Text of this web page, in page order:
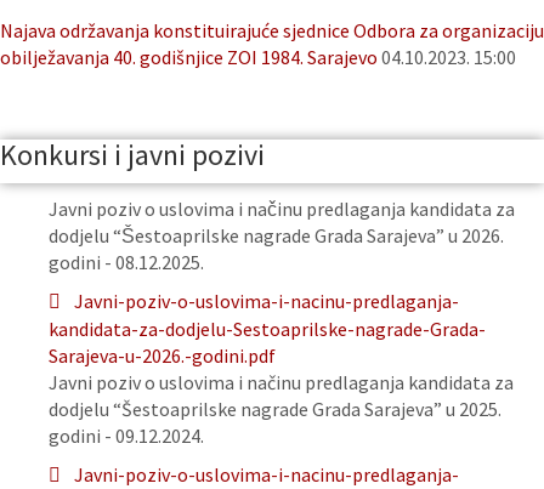
Najava održavanja konstituirajuće sjednice Odbora za organizaciju
obilježavanja 40. godišnjice ZOI 1984. Sarajevo 04.10.2023. 15:00
Konkursi i javni pozivi
Javni poziv o uslovima i načinu predlaganja kandidata za
dodjelu “Šestoaprilske nagrade Grada Sarajeva” u 2026.
godini - 08.12.2025.
Javni-poziv-o-uslovima-i-nacinu-predlaganja-
kandidata-za-dodjelu-Sestoaprilske-nagrade-Grada-
Sarajeva-u-2026.-godini.pdf
Javni poziv o uslovima i načinu predlaganja kandidata za
dodjelu “Šestoaprilske nagrade Grada Sarajeva” u 2025.
godini - 09.12.2024.
Javni-poziv-o-uslovima-i-nacinu-predlaganja-